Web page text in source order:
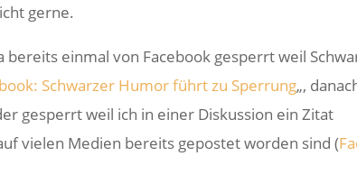
gerne.
bereits einmal von Facebook gesperrt weil
Schwarzer Humor führt zu Sperrung„,
gesperrt weil ich in einer Diskussion ein Zitat
vielen Medien bereits gepostet worden sind (